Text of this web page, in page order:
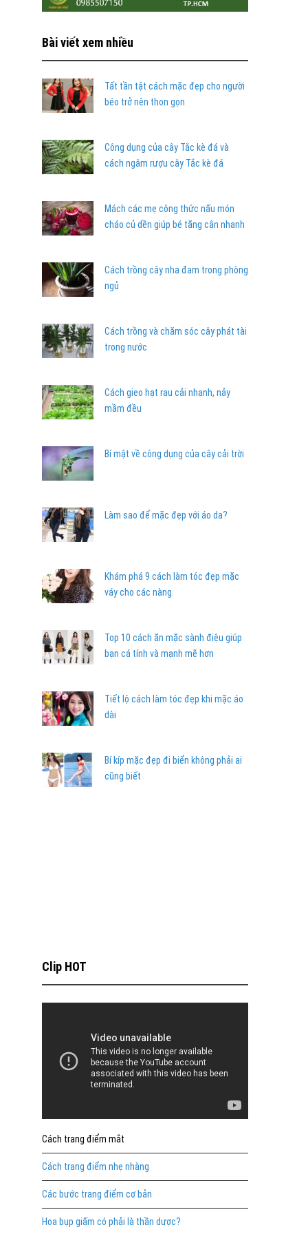
Bài viết xem nhiều
Tất tần tật cách mặc đẹp cho người
béo trở nên thon gọn
Công dụng của cây Tắc kè đá và
cách ngâm rượu cây Tắc kè đá
Mách các mẹ công thức nấu món
cháo củ dền giúp bé tăng cân nhanh
Cách trồng cây nha đam trong phòng
ngủ
Cách trồng và chăm sóc cây phát tài
trong nước
Cách gieo hạt rau cải nhanh, nảy
mầm đều
Bí mật về công dụng của cây cải trời
Làm sao để mặc đẹp với áo da?
Khám phá 9 cách làm tóc đẹp mặc
váy cho các nàng
Top 10 cách ăn mặc sành điệu giúp
bạn cá tính và mạnh mẽ hơn
Tiết lộ cách làm tóc đẹp khi mặc áo
dài
Bí kíp mặc đẹp đi biển không phải ai
cũng biết
Clip HOT
Cách trang điểm mắt
Cách trang điểm nhẹ nhàng
Các bước trang điểm cơ bản
Hoa bụp giấm có phải là thần dược?